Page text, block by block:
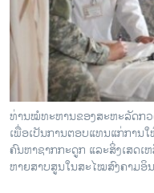
ຊຸມຊົນຊາວລາວ
ວິທະຍາສາດ-ເທັກໂນໂລຈີ
ທຸລະກິດ
ພາສາອັງກິດ
ວີດີໂອ
ສຽງ
ທ່ານໝໍທະຫານຂອງສະຫະລັດກວ
ເພື່ອເປັນການຕອບແທນແກ່ການ
ຄົນຫາຊາກກະດູກ ແລະສິ່ງເສດ
ຫາຍສາບສູນໃນສະໄໝສົງຄາມອິ